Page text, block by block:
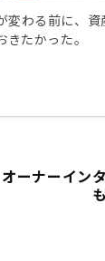
変わる前に、資
たかった。
オーナーイン